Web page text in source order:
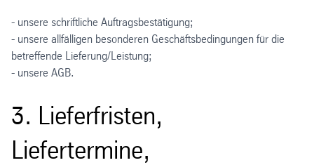
- unsere schriftliche Auftragsbestätigung;
- unsere allfälligen besonderen Geschäftsbedingungen für die
betreffende Lieferung/Leistung;
- unsere AGB.
3. Lieferfristen,
Liefertermine,